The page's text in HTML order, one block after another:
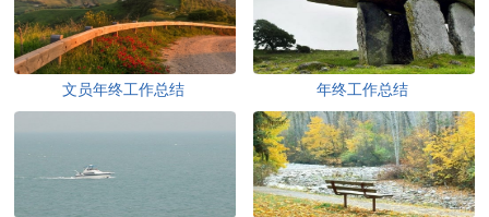
文员年终工作总结 年终工作总结